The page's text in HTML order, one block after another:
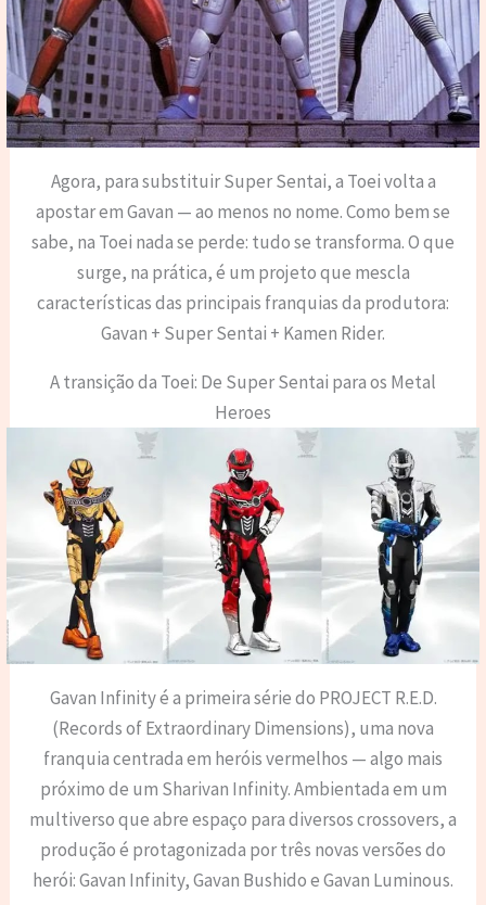
Agora, para substituir Super Sentai, a Toei volta a
apostar em Gavan — ao menos no nome. Como bem se
sabe, na Toei nada se perde: tudo se transforma. O que
surge, na prática, é um projeto que mescla
características das principais franquias da produtora:
Gavan + Super Sentai + Kamen Rider.
A transição da Toei: De Super Sentai para os Metal
Heroes
Gavan Infinity é a primeira série do PROJECT R.E.D.
(Records of Extraordinary Dimensions), uma nova
franquia centrada em heróis vermelhos — algo mais
próximo de um Sharivan Infinity. Ambientada em um
multiverso que abre espaço para diversos crossovers, a
produção é protagonizada por três novas versões do
herói: Gavan Infinity, Gavan Bushido e Gavan Luminous.